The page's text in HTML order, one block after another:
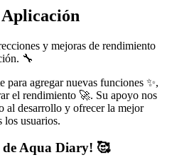
y mejoras de rendimiento
🔧
para agregar nuevas funciones ✨,
el rendimiento 🚀. Su apoyo nos
al desarrollo y ofrecer la mejor
los usuarios.
de Aqua Diary! 🥰